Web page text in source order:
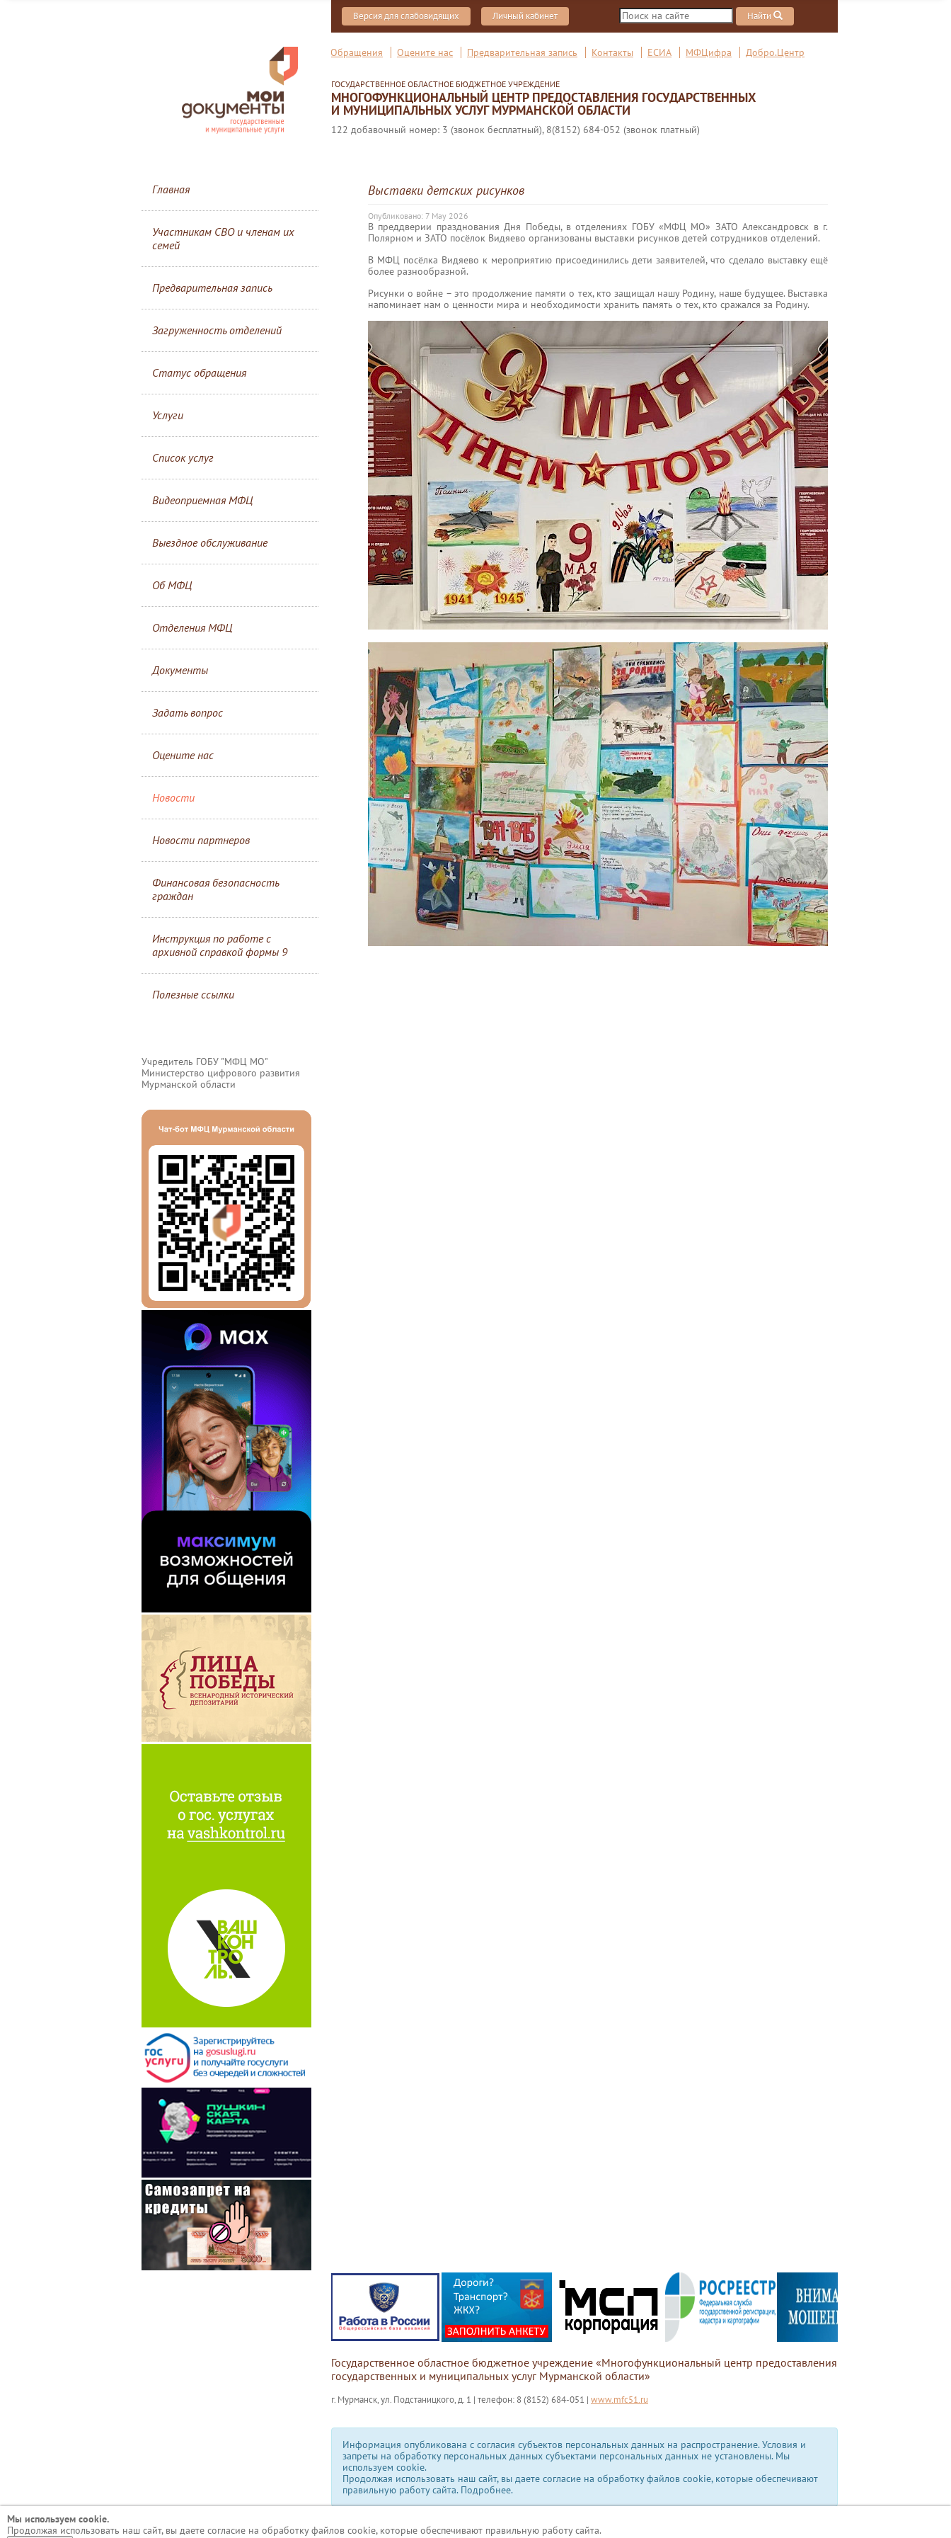
Версия для слабовидящих Личный кабинет Найти
Обращения Оцените нас Предварительная запись Контакты ЕСИА МФЦифра Добро.Центр
ГОСУДАРСТВЕННОЕ ОБЛАСТНОЕ БЮДЖЕТНОЕ УЧРЕЖДЕНИЕ
МНОГОФУНКЦИОНАЛЬНЫЙ ЦЕНТР ПРЕДОСТАВЛЕНИЯ ГОСУДАРСТВЕННЫХ
И МУНИЦИПАЛЬНЫХ УСЛУГ МУРМАНСКОЙ ОБЛАСТИ
122 добавочный номер: 3 (звонок бесплатный), 8(8152) 684-052 (звонок платный)
Главная
Участникам СВО и членам их
семей
Предварительная запись
Загруженность отделений
Статус обращения
Услуги
Список услуг
Видеоприемная МФЦ
Выездное обслуживание
Об МФЦ
Отделения МФЦ
Документы
Задать вопрос
Оцените нас
Новости
Новости партнеров
Финансовая безопасность
граждан
Инструкция по работе с
архивной справкой формы 9
Полезные ссылки
Учредитель ГОБУ "МФЦ МО"
Министерство цифрового развития
Мурманской области
Выставки детских рисунков
Опубликовано: 7 May 2026
В преддверии празднования Дня Победы, в отделениях ГОБУ «МФЦ МО» ЗАТО Александровск в г.
Полярном и ЗАТО посёлок Видяево организованы выставки рисунков детей сотрудников отделений.
В МФЦ посёлка Видяево к мероприятию присоединились дети заявителей, что сделало выставку ещё
более разнообразной.
Рисунки о войне – это продолжение памяти о тех, кто защищал нашу Родину, наше будущее. Выставка
напоминает нам о ценности мира и необходимости хранить память о тех, кто сражался за Родину.
Государственное областное бюджетное учреждение «Многофункциональный центр предоставления
государственных и муниципальных услуг Мурманской области»
г. Мурманск, ул. Подстаницкого, д. 1 | телефон: 8 (8152) 684-051 | www.mfc51.ru
Информация опубликована с согласия субъектов персональных данных на распространение. Условия и
запреты на обработку персональных данных субъектами персональных данных не установлены. Мы
используем сookie.
Продолжая использовать наш сайт, вы даете согласие на обработку файлов cookie, которые обеспечивают
правильную работу сайта. Подробнее.
Мы используем сookie.
Продолжая использовать наш сайт, вы даете согласие на обработку файлов cookie, которые обеспечивают правильную работу сайта.